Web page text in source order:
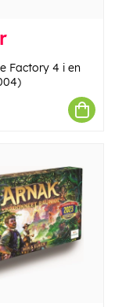
Factory 4 i en